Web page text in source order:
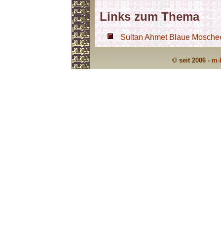
Links zum Thema
Sultan Ahmet Blaue
© seit 2006 -